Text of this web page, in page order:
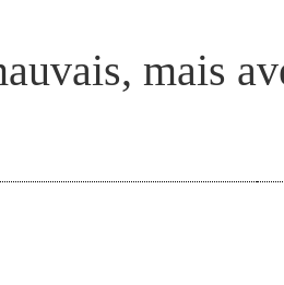
mais